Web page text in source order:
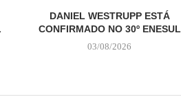
DANIEL WESTRUPP ESTÁ
CONFIRMADO NO 30º ENESUL
03/08/2026